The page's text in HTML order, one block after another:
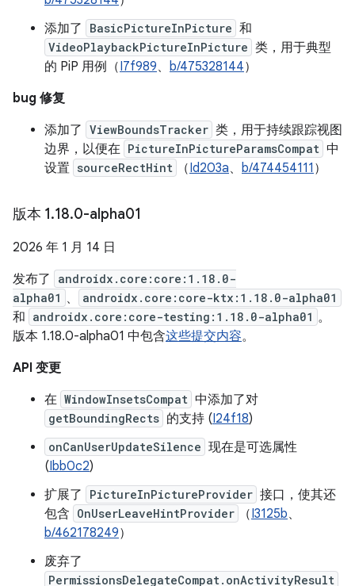
添加了
BasicPictureInPicture 和
VideoPlaybackPictureInPicture 类，用于典型
的 PiP 用例（I7f989、 b/475328144）
bug 修复
添加了 ViewBoundsTracker 类，用于持续跟踪视图
边界，以便在 PictureInPictureParamsCompat 中
设置 sourceRectHint （Id203a、 b/474454111 ）
版本 1.18.0-alpha01
2026 年 1 月 14 日
发布了
androidx.core:core:1.18.0-
alpha01 、 androidx.core:core-ktx:1.18.0-alpha01
和 androidx.core:core-testing:1.18.0-alpha01 。
版本 1.18.0-alpha01 中包含这些提交内容。
API 变更
在 WindowInsetsCompat 中添加了对
getBoundingRects 的支持 (I24f18)
onCanUserUpdateSilence 现在是可选属性
(Ibb0c2)
扩展了
PictureInPictureProvider 接口，使其还
包含 OnUserLeaveHintProvider （I3125b、
b/462178249）
废弃了
PermissionsDelegateCompat.onActivityResult